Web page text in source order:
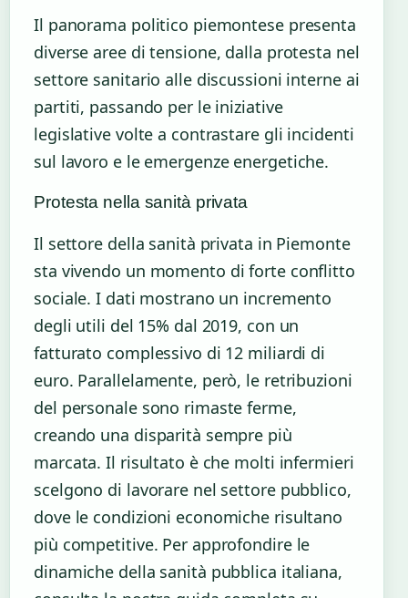
Il panorama politico piemontese presenta
diverse aree di tensione, dalla protesta nel
settore sanitario alle discussioni interne ai
partiti, passando per le iniziative
legislative volte a contrastare gli incidenti
sul lavoro e le emergenze energetiche.
Protesta nella sanità privata
Il settore della sanità privata in Piemonte
sta vivendo un momento di forte conflitto
sociale. I dati mostrano un incremento
degli utili del 15% dal 2019, con un
fatturato complessivo di 12 miliardi di
euro. Parallelamente, però, le retribuzioni
del personale sono rimaste ferme,
creando una disparità sempre più
marcata. Il risultato è che molti infermieri
scelgono di lavorare nel settore pubblico,
dove le condizioni economiche risultano
più competitive. Per approfondire le
dinamiche della sanità pubblica italiana,